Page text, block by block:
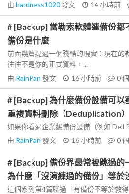
由 hardness1020發文 14 小時前
# [Backup] 當勒索軟體連備份都
備份是什麼
前面幾篇提過一個殘酷的現實：現在的
往往不是你的正式資料，...
由 RainPan 發文 16 小時前 0
# [Backup] 為什麼備份設備可以
重複資料刪除（Deduplication）
如果你看過企業級備份設備（例如 Dell
由 RainPan 發文 16 小時前 0
# [Backup] 備份界最常被跳過的
為什麼「沒演練過的備份」等於
這個系列第4篇聊過「有備份不等於救